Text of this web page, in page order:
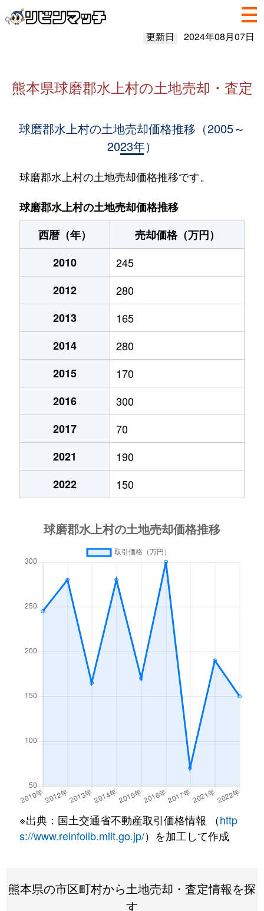
更新日 2024年08月07日
熊本県球磨郡水上村の土地売却・査定
球磨郡水上村の土地売却価格推移（2005～
2023年）
球磨郡水上村の土地売却価格推移です。
球磨郡水上村の土地売却価格推移
西暦（年）
売却価格（万円）
2010
245
2012
280
2013
165
2014
280
2015
170
2016
300
2017
70
2021
190
2022
150
※出典：国土交通省不動産取引価格情報 （http
s://www.reinfolib.mlit.go.jp/）を加工して作成
熊本県の市区町村から土地売却・査定情報を探
す